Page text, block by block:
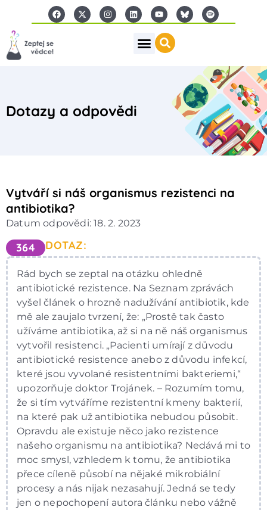
Dotazy a odpovědi
Vytváří si náš organismus rezistenci na
antibiotika?
Datum odpovědi: 18. 2. 2023
364 DOTAZ:
Rád bych se zeptal na otázku ohledně
antibiotické rezistence. Na Seznam zprávách
vyšel článek o hrozně nadužívání antibiotik, kde
mě ale zaujalo tvrzení, že: „Prostě tak často
užíváme antibiotika, až si na ně náš organismus
vytvořil resistenci. „Pacienti umírají z důvodu
antibiotické resistence anebo z důvodu infekcí,
které jsou vyvolané resistentními bakteriemi,“
upozorňuje doktor Trojánek. – Rozumím tomu,
že si tím vytváříme rezistentní kmeny bakterií,
na které pak už antibiotika nebudou působit.
Opravdu ale existuje něco jako rezistence
našeho organismu na antibiotika? Nedává mi to
moc smysl, vzhledem k tomu, že antibiotika
přece cíleně působí na nějaké mikrobiální
procesy a nás nijak nezasahují. Jedná se tedy
jen o nepochopení autora článku nebo vážně